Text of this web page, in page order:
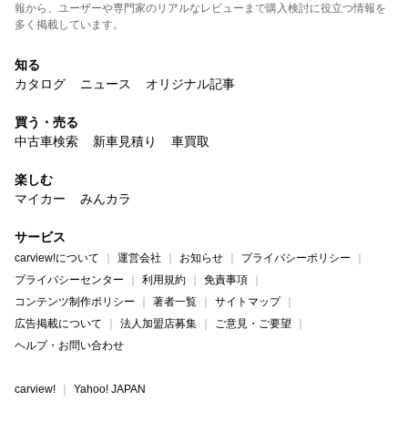
報から、ユーザーや専門家のリアルなレビューまで購入検討に役立つ情報を
多く掲載しています。
知る
カタログ
ニュース オリジナル記事
買う・売る
中古車検索
新車見積り 車買取
楽しむ
マイカー
みんカラ
サービス
carview!について 運営会社 お知らせ
プライバシーポリシー
プライバシーセンター
利用規約
免責事項
コンテンツ制作ポリシー
著者一覧
サイトマップ
広告掲載について
法人加盟店募集
ご意見・ご要望
ヘルプ・お問い合わせ
carview! Yahoo! JAPAN